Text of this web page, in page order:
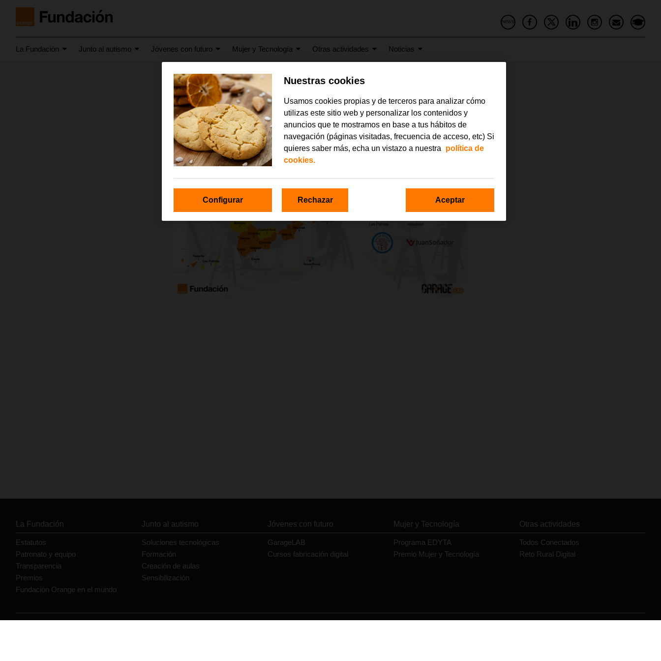
NEWS
La Fundación Junto al autismo Jóvenes con futuro Mujer y Tecnología Otras actividades Noticias
noviembre 2025
Convocatoria-2025-1
La Fundación
Estatutos
Patronato y equipo
Transparencia
Premios
Fundación Orange en el mundo
Junto al autismo
Soluciones tecnológicas
Formación
Creación de aulas
Sensibilización
Jóvenes con futuro
GarageLAB
Cursos fabricación digital
Mujer y Tecnología
Programa EDYTA
Premio Mujer y Tecnología
Otras actividades
Todos Conectados
Reto Rural Digital
Nuestras cookies
Usamos cookies propias y de terceros para analizar cómo
utilizas este sitio web y personalizar los contenidos y
anuncios que te mostramos en base a tus hábitos de
navegación (páginas visitadas, frecuencia de acceso, etc) Si
quieres saber más, echa un vistazo a nuestra
política de
cookies.
Configurar Rechazar Aceptar